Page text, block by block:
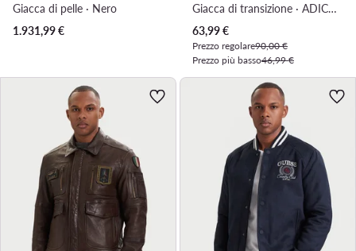
Giacca di pelle · Nero
1.931,99€
Giacca di transizione · ADICOLOR · Blu scuro
Prezzo attuale
63,99€
Prezzo regolare90,00 €
Prezzo più basso46,99 €